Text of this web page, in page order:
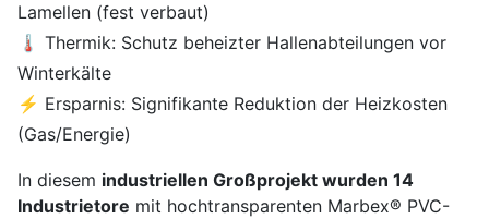
Lamellen (fest verbaut)
🌡️ Thermik: Schutz beheizter Hallenabteilungen vor
Winterkälte
⚡ Ersparnis: Signifikante Reduktion der Heizkosten
(Gas/Energie)
In diesem industriellen Großprojekt wurden 14
Industrietore mit hochtransparenten Marbex® PVC-